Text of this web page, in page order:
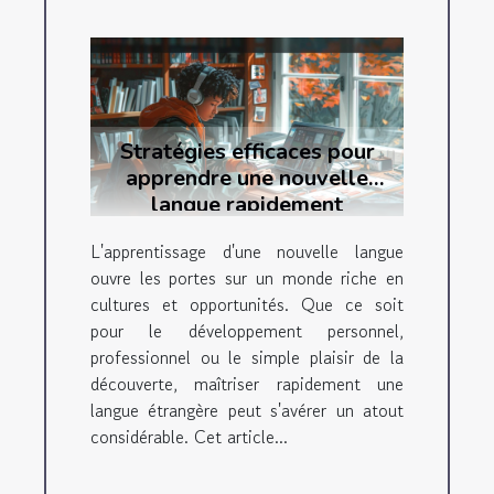
Stratégies efficaces pour
apprendre une nouvelle
langue rapidement
L'apprentissage d'une nouvelle langue
ouvre les portes sur un monde riche en
cultures et opportunités. Que ce soit
pour le développement personnel,
professionnel ou le simple plaisir de la
découverte, maîtriser rapidement une
langue étrangère peut s'avérer un atout
considérable. Cet article...